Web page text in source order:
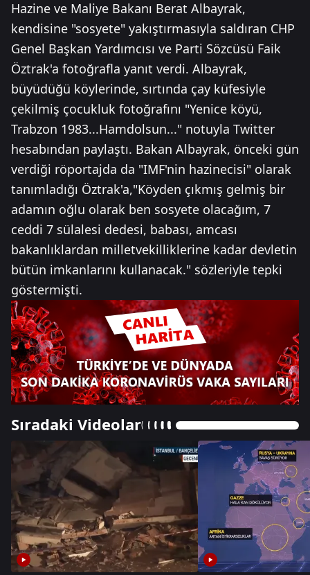
Hazine ve Maliye Bakanı Berat Albayrak,
kendisine "sosyete" yakıştırmasıyla saldıran CHP
Genel Başkan Yardımcısı ve Parti Sözcüsü Faik
Öztrak'a fotoğrafla yanıt verdi. Albayrak,
büyüdüğü köylerinde, sırtında çay küfesiyle
çekilmiş çocukluk fotoğrafını "Yenice köyü,
Trabzon 1983...Hamdolsun..." notuyla Twitter
hesabından paylaştı. Bakan Albayrak, önceki gün
verdiği röportajda da "IMF'nin hazinecisi" olarak
tanımladığı Öztrak'a,"Köyden çıkmış gelmiş bir
adamın oğlu olarak ben sosyete olacağım, 7
ceddi 7 sülalesi dedesi, babası, amcası
bakanlıklardan milletvekilliklerine kadar devletin
bütün imkanlarını kullanacak." sözleriyle tepki
göstermişti.
Sıradaki Videolar